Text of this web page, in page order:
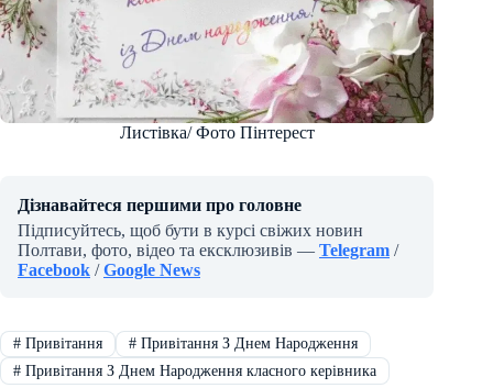
Листівка/ Фото Пінтерест
Дізнавайтеся першими про головне
Підписуйтесь, щоб бути в курсі свіжих новин
Полтави, фото, відео та ексклюзивів — Telegram /
Facebook /Google News
#Привітання #Привітання З Днем Народження
#Привітання З Днем Народження класного керівника